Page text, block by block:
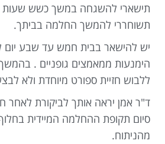
תישארי להשגחה במשך כשש שעות
תשוחררי להמשך החלמה בביתך.
יש להישאר בבית חמש עד שבע יום
הימנעות ממאמצים גופניים .
ללבוש חזיית ספורט מיוחדת ולא
ד"ר אמן יראה אותך לביקורת לאחר
סיום תקופת ההחלמה המיידית
מהניתוח.